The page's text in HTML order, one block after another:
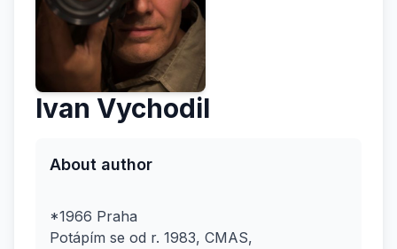
Ivan Vychodil
About author
*1966 Praha
Potápím se od r. 1983, CMAS,